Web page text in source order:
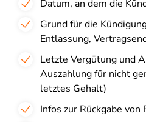
Datum, an dem die
Grund für die
Entlassung,
Letzte Vergütung und
Auszahlung für nicht
letztes Gehalt)
Infos zur Rückgabe